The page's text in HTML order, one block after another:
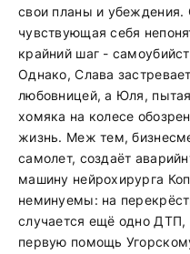
свои планы и
чувствующая себя
крайний шаг -
Однако, Слава
любовницей, а Юля,
хомяка на колесе
жизнь. Меж тем,
самолет, создаёт
машину нейрохирурга
неминуемы: на
случается ещё одно ДТП,
первую помощь